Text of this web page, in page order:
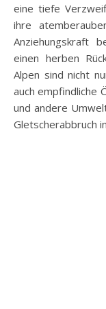
eine tiefe
ihre
Anziehungskraft
einen herben
Alpen sind nicht
auch empfindliche
und andere
Gletscherabbruch